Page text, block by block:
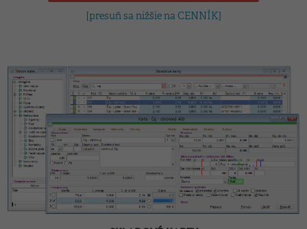
[presuň sa nižšie na CENNÍK]